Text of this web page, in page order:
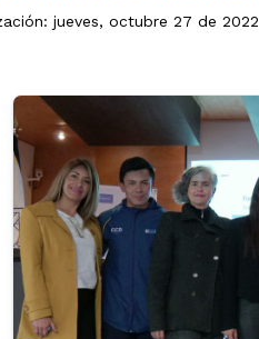
jueves, octubre 27 de 2022